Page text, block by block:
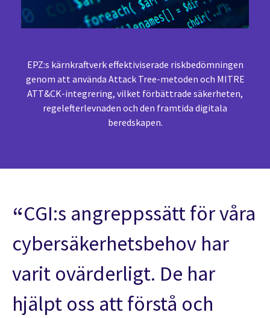
EPZ:s kärnkraftverk effektiviserade riskbedömningen
genom att använda Attack Tree-metoden och MITRE
ATT&CK-integrering, vilket förbättrade säkerheten,
regelefterlevnaden och den framtida digitala
beredskapen.
CGI:s angreppssätt för våra
cybersäkerhetsbehov har
varit ovärderligt. De har
hjälpt oss att förstå och